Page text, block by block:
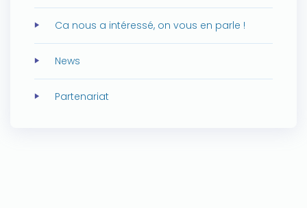
Ca nous a intéressé, on vous en parle !
News
Partenariat